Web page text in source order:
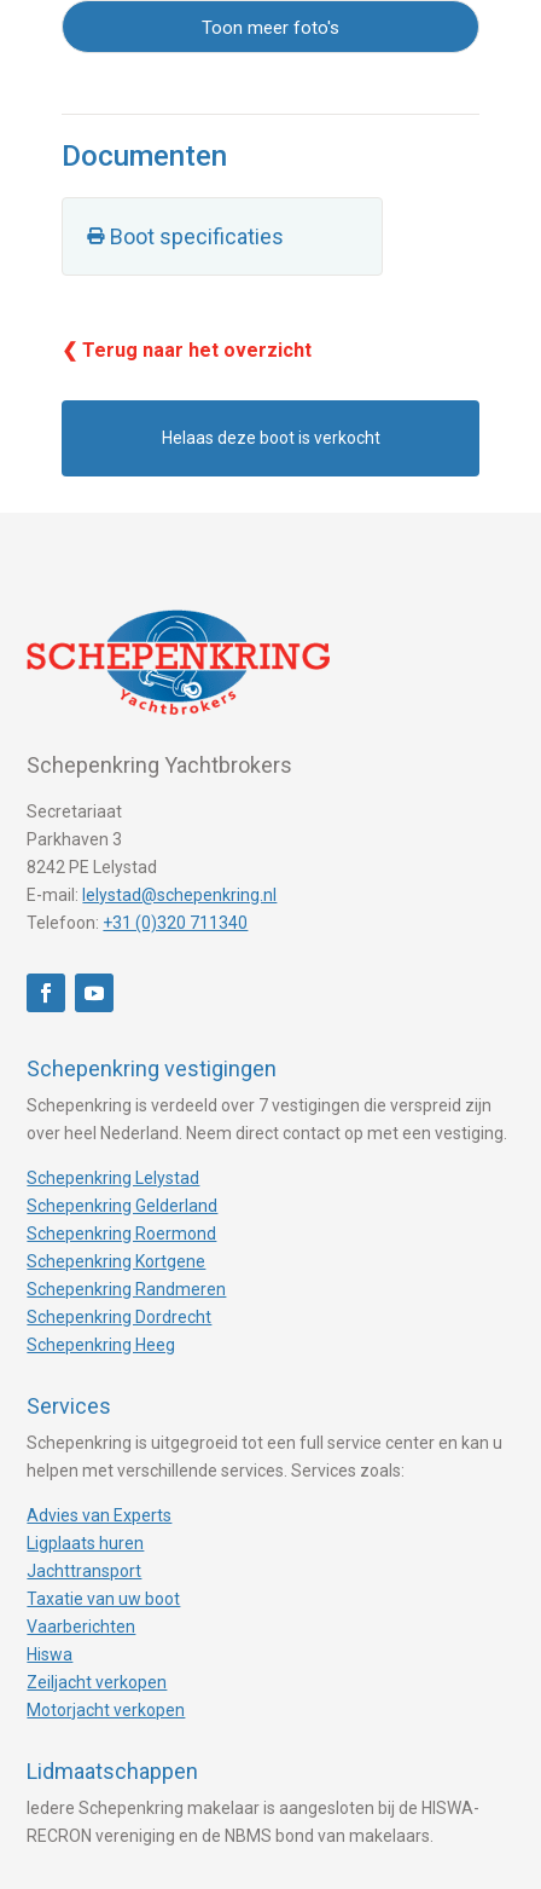
Toon meer foto's
Documenten
Boot specificaties
❮ Terug naar het overzicht
Helaas deze boot is verkocht
Schepenkring Yachtbrokers
Secretariaat
Parkhaven 3
8242 PE Lelystad
E-mail: lelystad@schepenkring.nl
Telefoon: +31 (0)320 711340
Schepenkring vestigingen
Schepenkring is verdeeld over 7 vestigingen die verspreid zijn
over heel Nederland. Neem direct contact op met een vestiging.
Schepenkring Lelystad
Schepenkring Gelderland
Schepenkring Roermond
Schepenkring Kortgene
Schepenkring Randmeren
Schepenkring Dordrecht
Schepenkring Heeg
Services
Schepenkring is uitgegroeid tot een full service center en kan u
helpen met verschillende services. Services zoals:
Advies van Experts
Ligplaats huren
Jachttransport
Taxatie van uw boot
Vaarberichten
Hiswa
Zeiljacht verkopen
Motorjacht verkopen
Lidmaatschappen
Iedere Schepenkring makelaar is aangesloten bij de HISWA-
RECRON vereniging en de NBMS bond van makelaars.